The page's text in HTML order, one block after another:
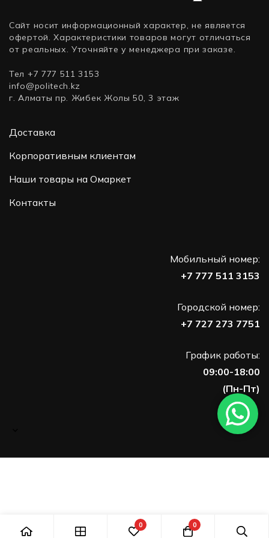
Сайт носит информационный характер, не является
офертой. Характеристики товаров могут отличаться
от реальных. Уточняйте у менеджера при заказе.
Тел +7 777 511 3153
info@politech.kz
г. Алматы пр. Жибек Жолы 50, 3 этаж
Доставка
Корпоративным клиентам
Наши товары на Омаркет
Контакты
Мобильный номер:
+7 777 511 3153
Городской номер:
+7 727 273 7751
График работы:
09:00-18:00
(Пн-Пт)
0 0